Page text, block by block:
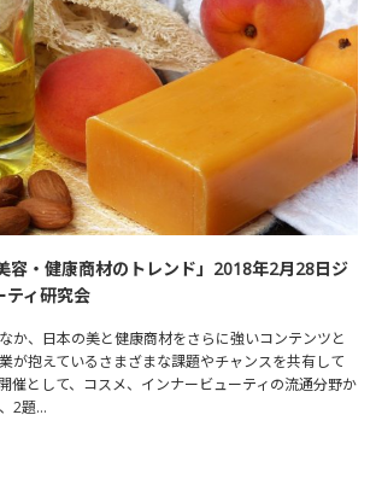
容・健康商材のトレンド」2018年2月28日ジ
ティ研究会
か、日本の美と健康商材をさらに強いコンテンツと
が抱えているさまざまな課題やチャンスを共有して
催として、コスメ、インナービューティの流通分野か
2題…